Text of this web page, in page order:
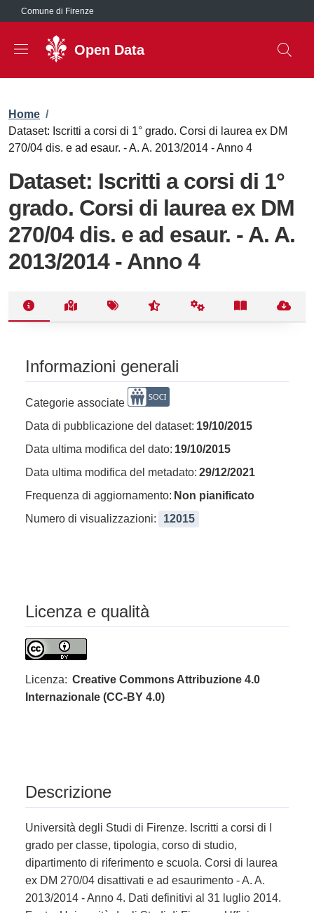
Salta al contenuto principale
Comune di Firenze
Open Data
Briciole di pane
Home /
Dataset: Iscritti a corsi di 1° grado. Corsi di laurea ex DM
270/04 dis. e ad esaur. - A. A. 2013/2014 - Anno 4
Dataset: Iscritti a corsi di 1°
grado. Corsi di laurea ex DM
270/04 dis. e ad esaur. - A. A.
2013/2014 - Anno 4
Informazioni generali
Categorie associate
Data di pubblicazione del dataset: 19/10/2015
Data ultima modifica del dato: 19/10/2015
Data ultima modifica del metadato: 29/12/2021
Frequenza di aggiornamento: Non pianificato
Numero di visualizzazioni:
12015
Licenza e qualità
Licenza: Creative Commons Attribuzione 4.0
Internazionale (CC-BY 4.0)
Descrizione
Università degli Studi di Firenze. Iscritti a corsi di I
grado per classe, tipologia, corso di studio,
dipartimento di riferimento e scuola. Corsi di laurea
ex DM 270/04 disattivati e ad esaurimento - A. A.
2013/2014 - Anno 4. Dati definitivi al 31 luglio 2014.